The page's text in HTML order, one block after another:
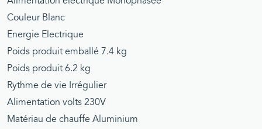
Couleur Blanc
Energie Electrique
Poids produit emballé 7.4 kg
Poids produit 6.2 kg
Rythme de vie Irrégulier
Alimentation volts 230V
Matériau de chauffe Aluminium